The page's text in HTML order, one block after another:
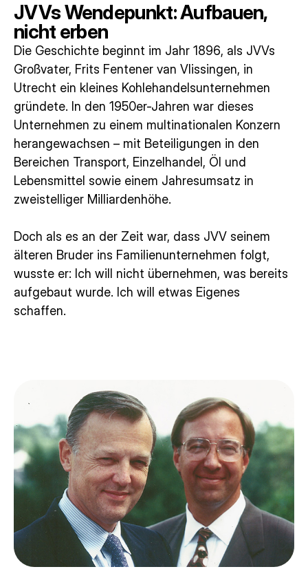
JVVs Wendepunkt: Aufbauen,
nicht erben
Die Geschichte beginnt im Jahr 1896, als JVVs
Großvater, Frits Fentener van Vlissingen, in
Utrecht ein kleines Kohlehandelsunternehmen
gründete. In den 1950er-Jahren war dieses
Unternehmen zu einem multinationalen Konzern
herangewachsen – mit Beteiligungen in den
Bereichen Transport, Einzelhandel, Öl und
Lebensmittel sowie einem Jahresumsatz in
zweistelliger Milliardenhöhe.
Doch als es an der Zeit war, dass JVV seinem
älteren Bruder ins Familienunternehmen folgt,
wusste er: Ich will nicht übernehmen, was bereits
aufgebaut wurde. Ich will etwas Eigenes
schaffen.